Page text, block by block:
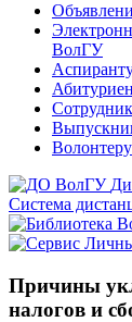
ВолГУ
Волонтеру
Система
Причины
налогов и